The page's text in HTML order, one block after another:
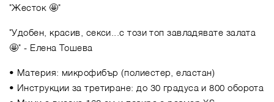
"Жесток 🤩"
"Удобен, красив, секси...с този топ завладявате залата
🤩" - Елена Тошева
• Материя: микрофибър (полиестер, еластан)
• Инструкции за третиране: до 30 градуса и 800 оборота